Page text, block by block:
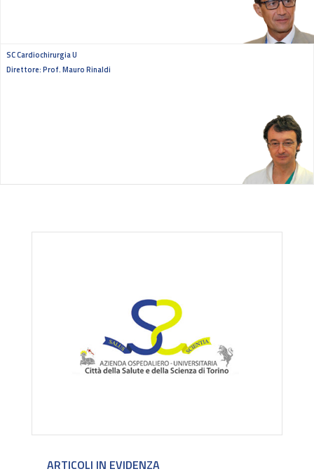
SC Cardiochirurgia U
Direttore: Prof. Mauro Rinaldi
ARTICOLI IN EVIDENZA